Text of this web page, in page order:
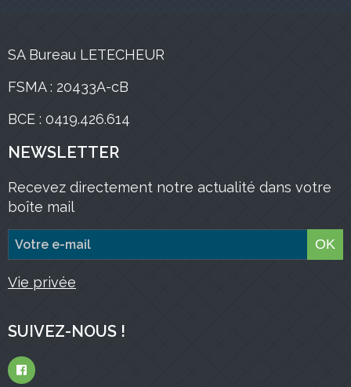
SA Bureau LETECHEUR
FSMA : 20433A-cB
BCE : 0419.426.614
NEWSLETTER
Recevez directement notre actualité dans votre
boîte mail
OK
Vie privée
SUIVEZ-NOUS !